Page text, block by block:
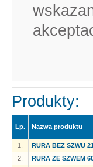
Produkty:
Lp. Nazwa produktu
1.
RURA BEZ SZWU
2.
RURA ZE SZWEM